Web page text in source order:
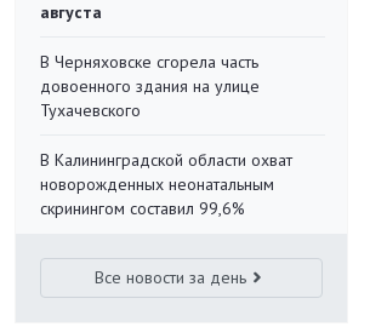
августа
В Черняховске сгорела часть
довоенного здания на улице
Тухачевского
В Калининградской области охват
новорожденных неонатальным
скринингом составил 99,6%
Все новости за день